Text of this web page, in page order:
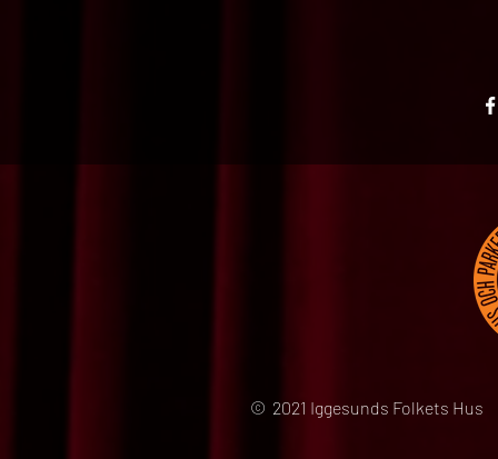
© 2021 Iggesunds Folkets